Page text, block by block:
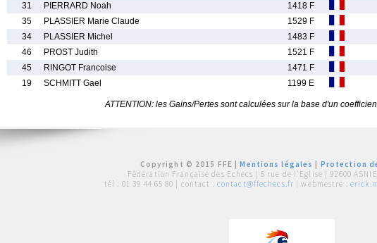
31
PIERRARD Noah 1418 F
35
PLASSIER Marie Claude 1529 F
34
PLASSIER Michel 1483 F
46
PROST Judith 1521 F
45
RINGOT Francoise 1471 F
19
SCHMITT Gael 1199 E
ATTENTION: les Gains/Pertes sont calculées sur la base d'un
Copyright © 2015 FFE |Mentions légales
Protection
Fédération Française des Echecs | 6 rue de l'Eglise | 92600
tél : 01 39 44 65 80 | contact : contact@ffechecs.fr | webmestre :